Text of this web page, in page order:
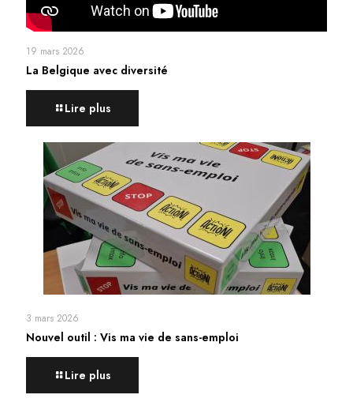
19 mars 2026
La Belgique avec diversité
Lire plus
3 mars 2026
Nouvel outil : Vis ma vie de sans-emploi
Lire plus